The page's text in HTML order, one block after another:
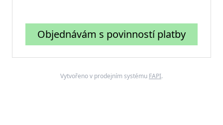
Objednávám s povinností platby
Vytvořeno v prodejním systému FAPI.